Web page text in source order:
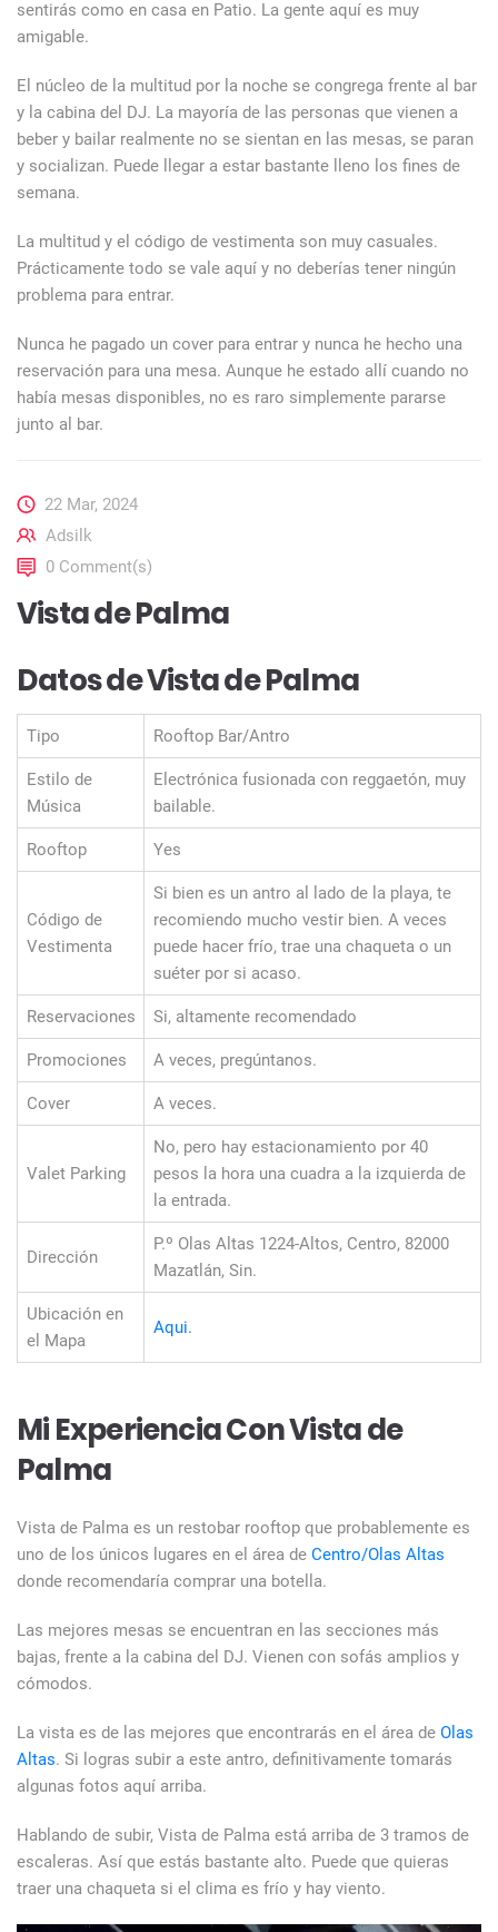
sentirás como en casa en Patio. La gente aquí es muy
amigable.
El núcleo de la multitud por la noche se congrega frente al bar
y la cabina del DJ. La mayoría de las personas que vienen a
beber y bailar realmente no se sientan en las mesas, se paran
y socializan. Puede llegar a estar bastante lleno los fines de
semana.
La multitud y el código de vestimenta son muy casuales.
Prácticamente todo se vale aquí y no deberías tener ningún
problema para entrar.
Nunca he pagado un cover para entrar y nunca he hecho una
reservación para una mesa. Aunque he estado allí cuando no
había mesas disponibles, no es raro simplemente pararse
junto al bar.
22 Mar, 2024
Adsilk
0 Comment(s)
Vista de Palma
Datos de Vista de Palma
Tipo Rooftop Bar/Antro
Estilo de
Música
Electrónica fusionada con reggaetón, muy
bailable.
Rooftop Yes
Código de
Vestimenta
Si bien es un antro al lado de la playa, te
recomiendo mucho vestir bien. A veces
puede hacer frío, trae una chaqueta o un
suéter por si acaso.
Reservaciones Si, altamente recomendado
Promociones A veces, pregúntanos.
Cover A veces.
Valet Parking
No, pero hay estacionamiento por 40
pesos la hora una cuadra a la izquierda de
la entrada.
Dirección
P.º Olas Altas 1224-Altos, Centro, 82000
Mazatlán, Sin.
Ubicación en
el Mapa
Aqui.
Mi Experiencia Con Vista de
Palma
Vista de Palma es un restobar rooftop que probablemente es
uno de los únicos lugares en el área de Centro/Olas Altas
donde recomendaría comprar una botella.
Las mejores mesas se encuentran en las secciones más
bajas, frente a la cabina del DJ. Vienen con sofás amplios y
cómodos.
La vista es de las mejores que encontrarás en el área de Olas
Altas. Si logras subir a este antro, definitivamente tomarás
algunas fotos aquí arriba.
Hablando de subir, Vista de Palma está arriba de 3 tramos de
escaleras. Así que estás bastante alto. Puede que quieras
traer una chaqueta si el clima es frío y hay viento.